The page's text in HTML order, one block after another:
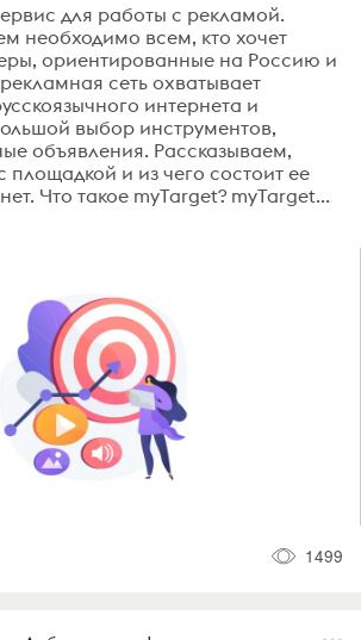
для работы с рекламой.
необходимо всем, кто хочет
ориентированные на Россию и
сеть охватывает
интернета и
выбор инструментов,
объявления. Рассказываем,
площадкой и из чего состоит ее
Что такое myTarget? myTarget...
1499